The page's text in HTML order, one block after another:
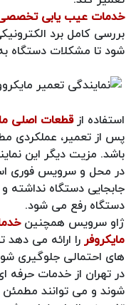
خدمات عیب یابی تخصصی
بررسی کامل برد
شود تا مشکلات دستگاه
استفاده ازقطعات اصلی
پس از تعمیر، عملکردی
باشد. مزیت دیگر این
در محل و سرویس فوری
جابجایی دستگاه نداشته
دستگاه رفع می شود.
ژاو سرویس همچنین
مایکروفررا ارائه می دهد
های احتمالی جلوگیری
در تهران از خدمات حرفه
شوند و می توانند مطمئن